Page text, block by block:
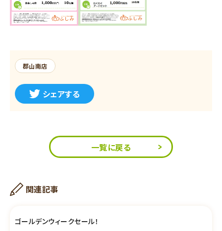
郡山南店
シェアする
一覧に戻る
関連記事
ゴールデンウィークセール！